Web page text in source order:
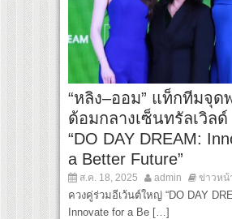
“หลิง–ออม” แท็กทีมจุด
ด้อมกลางเซ็นทรัลเวิล
“DO DAY DREAM:
a Better Future”
ส.ค. 18, 2025 admin ข่าวหน้
ควงคู่ร่วมอีเว้นต์ใหญ่ “DO DAY
Innovate for a Be […]